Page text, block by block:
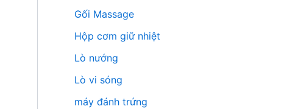
Gối Massage
Hộp cơm giữ nhiệt
Lò nướng
Lò vi sóng
máy đánh trứng